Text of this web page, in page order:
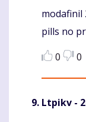
modafinil
pills no
0
0
Ltpikv -